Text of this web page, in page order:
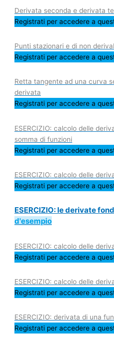
Derivata seconda e derivata
Registrati per accedere a
Punti stazionari e di non
Registrati per accedere a
Retta tangente ad una curva
derivata
Registrati per accedere a
ESERCIZIO: calcolo delle
somma di funzioni
Registrati per accedere a
ESERCIZIO: calcolo delle
Registrati per accedere a
ESERCIZIO: le derivate
d'esempio
ESERCIZIO: calcolo delle
Registrati per accedere a
ESERCIZIO: calcolo delle
Registrati per accedere a
ESERCIZIO: derivata di una
Registrati per accedere a